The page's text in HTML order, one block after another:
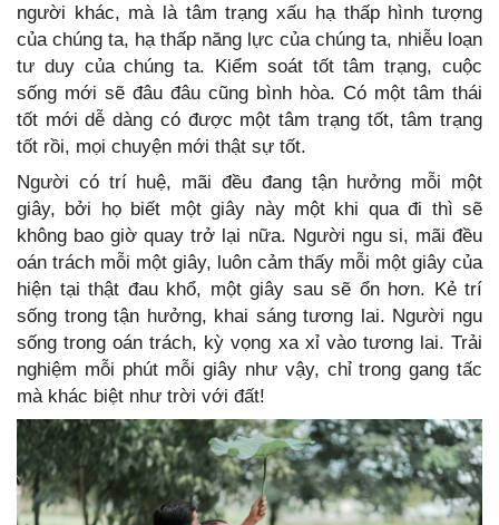
người khác, mà là tâm trạng xấu hạ thấp hình tượng
của chúng ta, hạ thấp năng lực của chúng ta, nhiễu loạn
tư duy của chúng ta. Kiểm soát tốt tâm trạng, cuộc
sống mới sẽ đâu đâu cũng bình hòa. Có một tâm thái
tốt mới dễ dàng có được một tâm trạng tốt, tâm trạng
tốt rồi, mọi chuyện mới thật sự tốt.
Người có trí huệ, mãi đều đang tận hưởng mỗi một
giây, bởi họ biết một giây này một khi qua đi thì sẽ
không bao giờ quay trở lại nữa. Người ngu si, mãi đều
oán trách mỗi một giây, luôn cảm thấy mỗi một giây của
hiện tại thật đau khổ, một giây sau sẽ ổn hơn. Kẻ trí
sống trong tận hưởng, khai sáng tương lai. Người ngu
sống trong oán trách, kỳ vọng xa xỉ vào tương lai. Trải
nghiệm mỗi phút mỗi giây như vậy, chỉ trong gang tấc
mà khác biệt như trời với đất!